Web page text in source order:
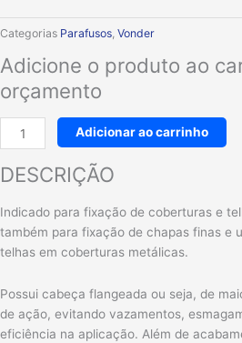
Categorias Parafusos, Vonder
Adicione o produto ao
orçamento
3/4
Adicionar ao carrinho
DESCRIÇÃO
Indicado para fixação de coberturas e
também para fixação de chapas finas e
telhas em coberturas metálicas.
Possui cabeça flangeada ou seja, de
de ação, evitando vazamentos,
eficiência na aplicação. Além de